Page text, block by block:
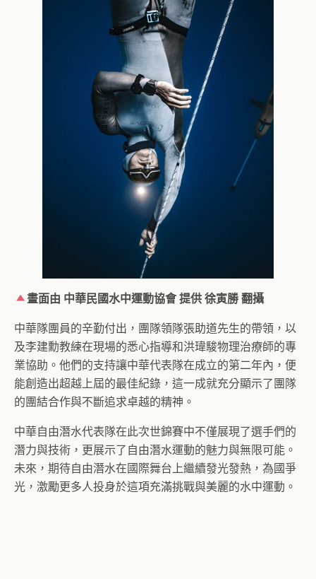
畫面由 中華民國水中運動協會 提供 徐寅勝 翻攝
中華隊團員的辛勤付出，團隊領隊張助道先生的帶領，以
及李建勳教練在現場的悉心指導和洪瑋駿物理治療師的專
業協助。他們的支持讓中華代表隊在成立的第二年內，便
能創造出超越上屆的最佳紀錄，這一成就充分顯示了團隊
的團結合作與不斷追求卓越的精神。
中華自由潛水代表隊在此次世錦賽中不僅展現了選手們的
潛力與技術，更展示了自由潛水運動的魅力與無限可能。
未來，期待自由潛水在國際舞台上繼續發光發熱，為國爭
光，激勵更多人投身於這項充滿挑戰與美麗的水中運動。